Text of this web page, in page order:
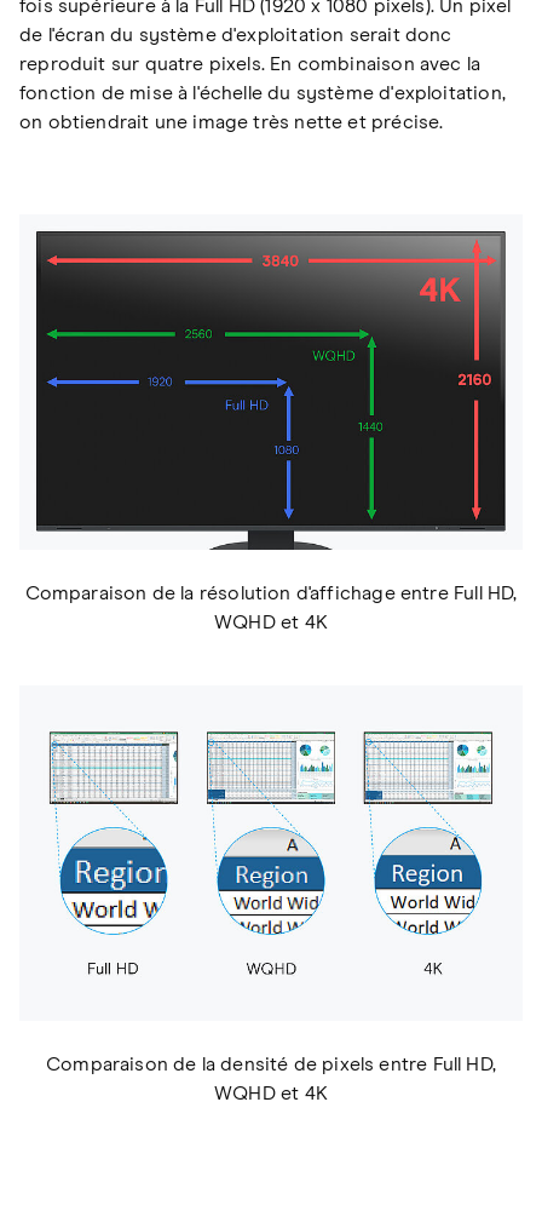
fois supérieure à la Full HD (1920 x 1080 pixels). Un pixel
de l'écran du système d'exploitation serait donc
reproduit sur quatre pixels. En combinaison avec la
fonction de mise à l'échelle du système d'exploitation,
on obtiendrait une image très nette et précise.
Comparaison de la résolution d'affichage entre Full HD,
WQHD et 4K
Comparaison de la densité de pixels entre Full HD,
WQHD et 4K